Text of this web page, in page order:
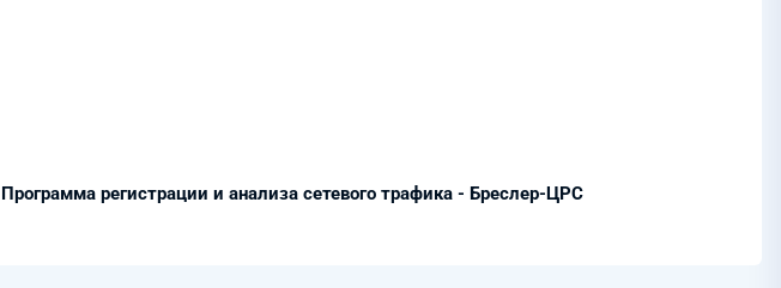
Программа регистрации и анализа сетевого трафика - Бреслер-ЦРС